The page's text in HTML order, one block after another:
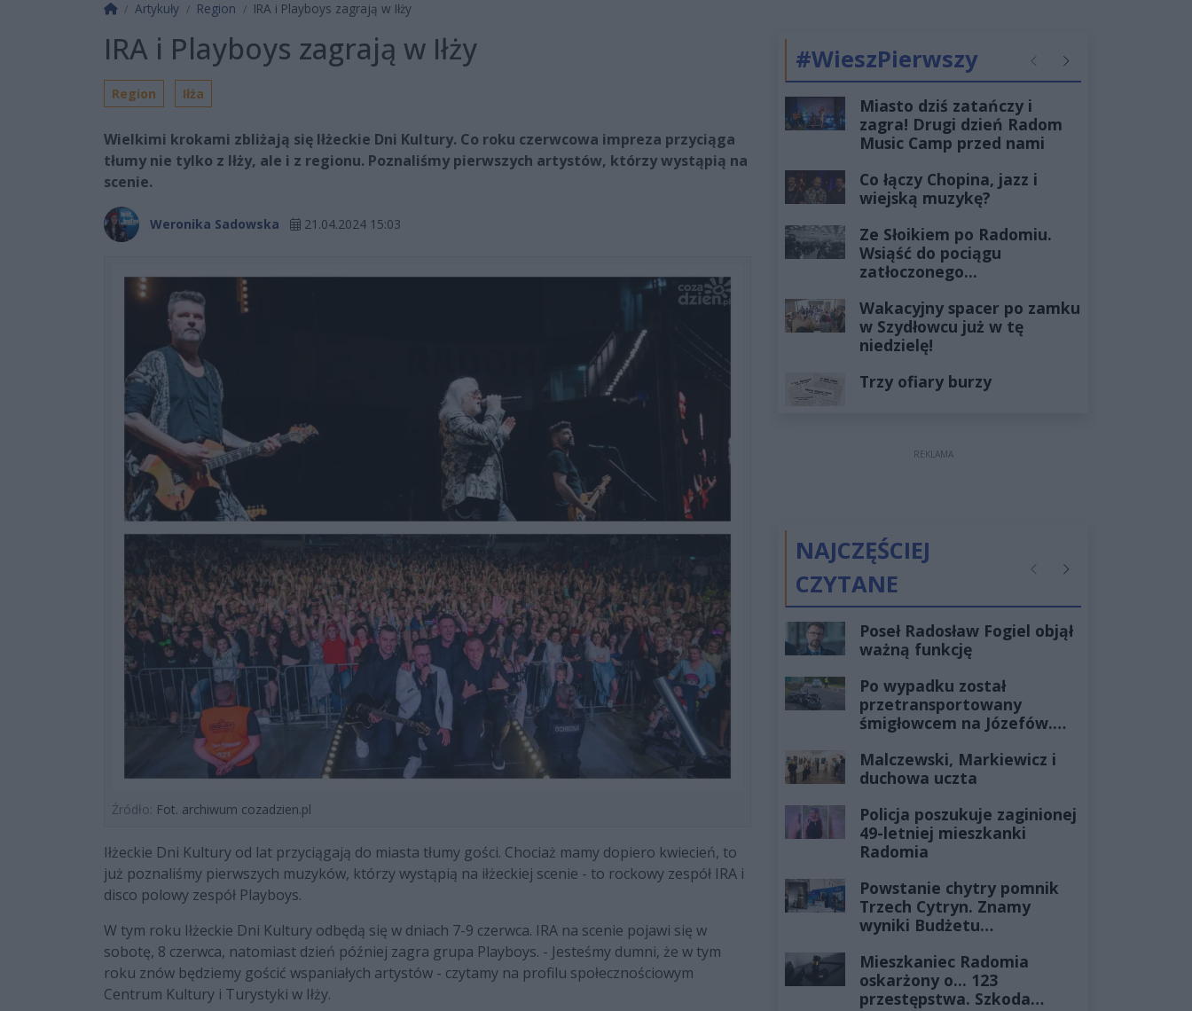
Strona główna
Artykuły Region IRA i Playboys zagrają w Iłży
IRA i Playboys zagrają w Iłży
Region Iłża
Wielkimi krokami zbliżają się Iłżeckie Dni Kultury. Co roku czerwcowa impreza przyciąga
tłumy nie tylko z Iłży, ale i z regionu. Poznaliśmy pierwszych artystów, którzy wystąpią na
scenie.
Weronika Sadowska 21.04.2024 15:03
Źródło: Fot. archiwum cozadzien.pl
Iłżeckie Dni Kultury od lat przyciągają do miasta tłumy gości. Chociaż mamy dopiero kwiecień, to
już poznaliśmy pierwszych muzyków, którzy wystąpią na iłżeckiej scenie - to rockowy zespół IRA i
disco polowy zespół Playboys.
W tym roku Iłżeckie Dni Kultury odbędą się w dniach 7-9 czerwca. IRA na scenie pojawi się w
sobotę, 8 czerwca, natomiast dzień później zagra grupa Playboys. - Jesteśmy dumni, że w tym
roku znów będziemy gościć wspaniałych artystów - czytamy na profilu społecznościowym
Centrum Kultury i Turystyki w Iłży.
#WieszPierwszy PoprzednieNastępne
Miasto dziś zatańczy i
zagra! Drugi dzień Radom
Music Camp przed nami
Co łączy Chopina, jazz i
wiejską muzykę?
Ze Słoikiem po Radomiu.
Wsiąść do pociągu
zatłoczonego...
Wakacyjny spacer po zamku
w Szydłowcu już w tę
niedzielę!
Trzy ofiary burzy
REKLAMA
NAJCZĘŚCIEJ
CZYTANE
PoprzednieNastępne
Poseł Radosław Fogiel objął
ważną funkcję
Po wypadku został
przetransportowany
śmigłowcem na Józefów.
żyłach
Malczewski, Markiewicz i
duchowa uczta
Policja poszukuje zaginionej
49-letniej mieszkanki
Radomia
Powstanie chytry pomnik
Trzech Cytryn. Znamy
wyniki Budżetu
Mieszkaniec Radomia
oskarżony o... 123
przestępstwa. Szkoda